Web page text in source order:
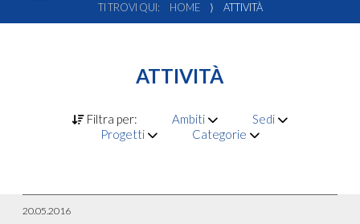
TI TROVI QUI: HOME ⟩ ATTIVITÀ
ATTIVITÀ
Filtra per: Ambiti
Sedi
Progetti
Categorie
20.05.2016